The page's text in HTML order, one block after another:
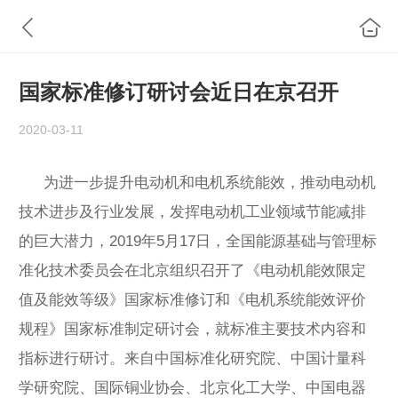
国家标准修订研讨会近日在京召开
2020-03-11
为进一步提升电动机和电机系统能效，推动电动机
技术进步及行业发展，发挥电动机工业领域节能减排
的巨大潜力，2019年5月17日，全国能源基础与管理标
准化技术委员会在北京组织召开了《电动机能效限定
值及能效等级》国家标准修订和《电机系统能效评价
规程》国家标准制定研讨会，就标准主要技术内容和
指标进行研讨。来自中国标准化研究院、中国计量科
学研究院、国际铜业协会、北京化工大学、中国电器